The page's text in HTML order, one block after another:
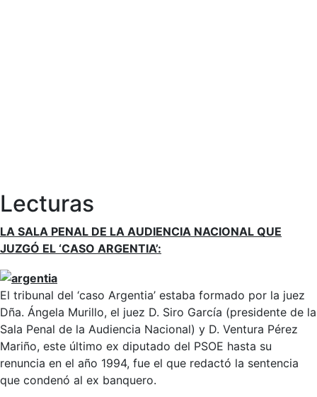
Lecturas
LA SALA PENAL DE LA AUDIENCIA NACIONAL QUE
JUZGÓ EL ‘CASO ARGENTIA’:
El tribunal del ‘caso Argentia’ estaba formado por la juez
Dña. Ángela Murillo, el juez D. Siro García (presidente de la
Sala Penal de la Audiencia Nacional) y D. Ventura Pérez
Mariño, este último ex diputado del PSOE hasta su
renuncia en el año 1994, fue el que redactó la sentencia
que condenó al ex banquero.